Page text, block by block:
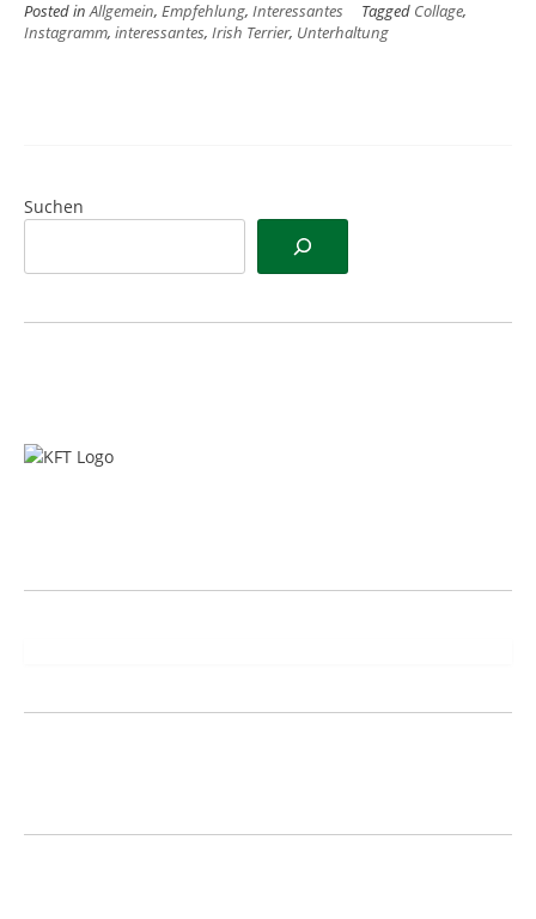
Posted inAllgemein, Empfehlung, Interessantes Tagged Collage,
Instagramm, interessantes, Irish Terrier, Unterhaltung
Suchen